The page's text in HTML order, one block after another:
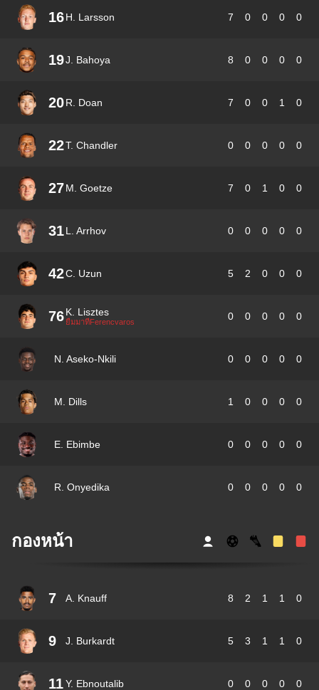
16H. Larsson 7 0 0 0 0
19J. Bahoya 8 0 0 0 0
20R. Doan 7 0 0 1 0
22T. Chandler 0 0 0 0 0
27M. Goetze 7 0 1 0 0
31L. Arrhov 0 0 0 0 0
42C. Uzun 5 2 0 0 0
76K. Lisztes
ยืมมาที่Ferencvaros 0 0 0 0 0
N. Aseko-Nkili 0 0 0 0 0
M. Dills 1 0 0 0 0
E. Ebimbe 0 0 0 0 0
R. Onyedika 0 0 0 0 0
กองหน้า
7 A. Knauff 8 2 1 1 0
9 J. Burkardt 5 3 1 1 0
11Y. Ebnoutalib 0 0 0 0 0